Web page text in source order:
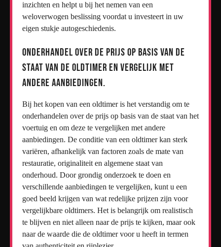
inzichten en helpt u bij het nemen van een
weloverwogen beslissing voordat u investeert in uw
eigen stukje autogeschiedenis.
Onderhandel over de prijs op basis van de
staat van de oldtimer en vergelijk met
andere aanbiedingen.
Bij het kopen van een oldtimer is het verstandig om te
onderhandelen over de prijs op basis van de staat van het
voertuig en om deze te vergelijken met andere
aanbiedingen. De conditie van een oldtimer kan sterk
variëren, afhankelijk van factoren zoals de mate van
restauratie, originaliteit en algemene staat van
onderhoud. Door grondig onderzoek te doen en
verschillende aanbiedingen te vergelijken, kunt u een
goed beeld krijgen van wat redelijke prijzen zijn voor
vergelijkbare oldtimers. Het is belangrijk om realistisch
te blijven en niet alleen naar de prijs te kijken, maar ook
naar de waarde die de oldtimer voor u heeft in termen